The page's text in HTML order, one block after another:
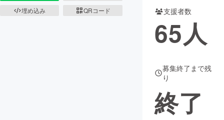
埋め込み
QRコード 支援者数
65人
募集終了まで残
り
終了